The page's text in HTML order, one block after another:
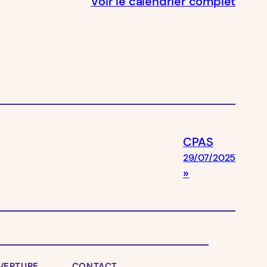
CPAS
29/07/2025